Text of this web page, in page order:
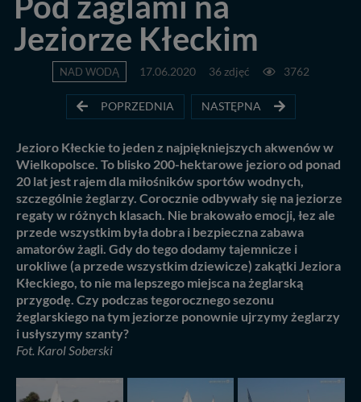
Jeziorze Kłeckim
NAD WODĄ 17.06.2020 36 zdjęć 3762
POPRZEDNIA NASTĘPNA
Jezioro Kłeckie to jeden z najpiękniejszych akwenów w
Wielkopolsce. To blisko 200-hektarowe jezioro od ponad
20 lat jest rajem dla miłośników sportów wodnych,
szczególnie żeglarzy. Corocznie odbywały się na jeziorze
regaty w różnych klasach. Nie brakowało emocji, łez ale
przede wszystkim była dobra i bezpieczna zabawa
amatorów żagli. Gdy do tego dodamy tajemnicze i
urokliwe (a przede wszystkim dziewicze) zakątki Jeziora
Kłeckiego, to nie ma lepszego miejsca na żeglarską
przygodę. Czy podczas tegorocznego sezonu
żeglarskiego na tym jeziorze ponownie ujrzymy żeglarzy
i usłyszymy szanty?
Fot. Karol Soberski